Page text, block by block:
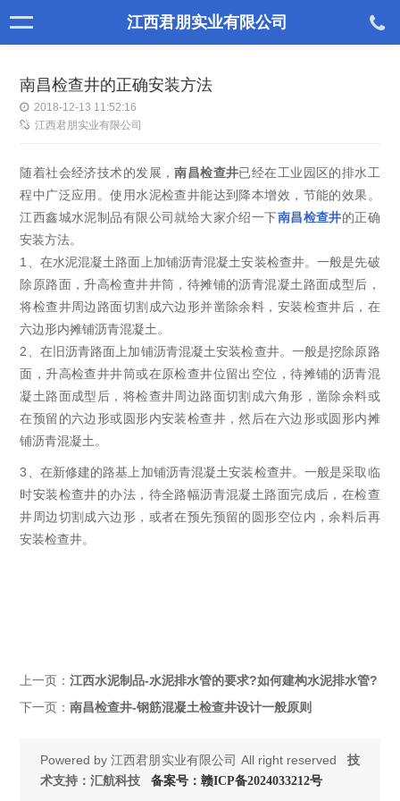
江西君朋实业有限公司
南昌检查井的正确安装方法
2018-12-13 11:52:16
江西君朋实业有限公司
随着社会经济技术的发展，南昌检查井已经在工业园区的排水工
程中广泛应用。使用水泥检查井能达到降本增效，节能的效果。
江西鑫城水泥制品有限公司就给大家介绍一下南昌检查井的正确
安装方法。
1、在水泥混凝土路面上加铺沥青混凝土安装检查井。一般是先破
除原路面，升高检查井井筒，待摊铺的沥青混凝土路面成型后，
将检查井周边路面切割成六边形并凿除余料，安装检查井后，在
六边形内摊铺沥青混凝土。
2、在旧沥青路面上加铺沥青混凝土安装检查井。一般是挖除原路
面，升高检查井井筒或在原检查井位留出空位，待摊铺的沥青混
凝土路面成型后，将检查井周边路面切割成六角形，凿除余料或
在预留的六边形或圆形内安装检查井，然后在六边形或圆形内摊
铺沥青混凝土。
3、在新修建的路基上加铺沥青混凝土安装检查井。一般是采取临
时安装检查井的办法，待全路幅沥青混凝土路面完成后，在检查
井周边切割成六边形，或者在预先预留的圆形空位内，余料后再
安装检查井。
上一页：江西水泥制品-水泥排水管的要求?如何建构水泥排水管?
下一页：南昌检查井-钢筋混凝土检查井设计一般原则
Powered by江西君朋实业有限公司 All right reserved技
术支持：汇航科技 备案号：赣ICP备2024033212号